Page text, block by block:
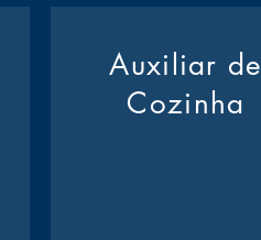
Auxiliar de
Cozinha